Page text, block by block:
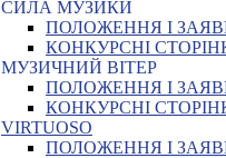
СИЛА МУЗИКИ
ПОЛОЖЕННЯ І
КОНКУРСНІ
МУЗИЧНИЙ ВІТЕР
ПОЛОЖЕННЯ І
КОНКУРСНІ
VIRTUOSO
ПОЛОЖЕННЯ І